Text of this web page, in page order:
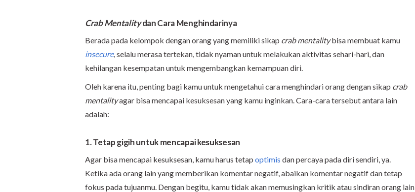
Crab Mentalitydan Cara Menghindarinya
Berada pada kelompok dengan orang yang memiliki sikap crab mentalitybisa membuat kamu
insecure, selalu merasa tertekan, tidak nyaman untuk melakukan aktivitas sehari-hari, dan
kehilangan kesempatan untuk mengembangkan kemampuan diri.
Oleh karena itu, penting bagi kamu untuk mengetahui cara menghindari orang dengan sikap crab
mentalityagar bisa mencapai kesuksesan yang kamu inginkan. Cara-cara tersebut antara lain
adalah:
1. Tetap gigih untuk mencapai kesuksesan
Agar bisa mencapai kesuksesan, kamu harus tetap optimis dan percaya pada diri sendiri, ya.
Ketika ada orang lain yang memberikan komentar negatif, abaikan komentar negatif dan tetap
fokus pada tujuanmu. Dengan begitu, kamu tidak akan memusingkan kritik atau sindiran orang lain